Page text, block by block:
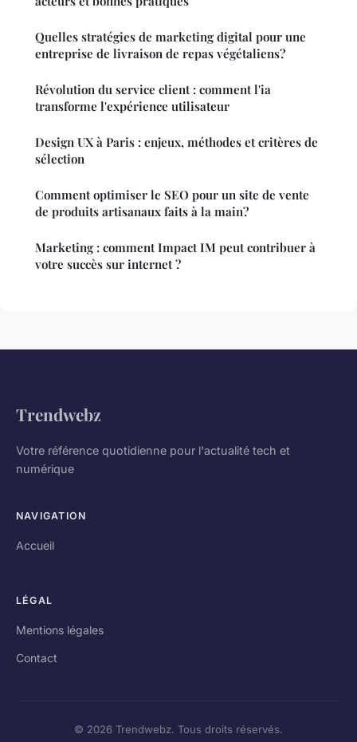
Quelles stratégies de marketing digital pour une
entreprise de livraison de repas végétaliens?
Révolution du service client : comment l'ia
transforme l'expérience utilisateur
Design UX à Paris : enjeux, méthodes et critères de
sélection
Comment optimiser le SEO pour un site de vente
de produits artisanaux faits à la main?
Marketing : comment Impact IM peut contribuer à
votre succès sur internet ?
Trendwebz
Votre référence quotidienne pour l'actualité tech et
numérique
NAVIGATION
Accueil
LÉGAL
Mentions légales
Contact
© 2026 Trendwebz. Tous droits réservés.